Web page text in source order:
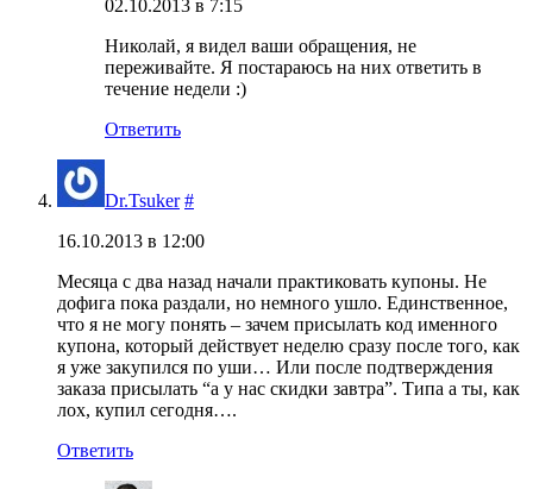
02.10.2013 в 7:15
Николай, я видел ваши обращения, не
переживайте. Я постараюсь на них ответить в
течение недели :)
Ответить
Dr.Tsuker #
16.10.2013 в 12:00
Месяца с два назад начали практиковать купоны. Не
дофига пока раздали, но немного ушло. Единственное,
что я не могу понять – зачем присылать код именного
купона, который действует неделю сразу после того, как
я уже закупился по уши… Или после подтверждения
заказа присылать “а у нас скидки завтра”. Типа а ты, как
лох, купил сегодня….
Ответить